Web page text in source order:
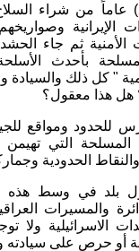
خامسا ـ حوالي (23) عاماً من
الإيرانية
الأمنية ثم جاء
بأحدث
" كل ذلك والسيادة
هل هذا معقول؟
للحدود ومواقع
المسلحة التي
الحدودية
بلد في وسط هذه
والمسيرات
الاسرائيلية ولا
أو حرص على سيادته